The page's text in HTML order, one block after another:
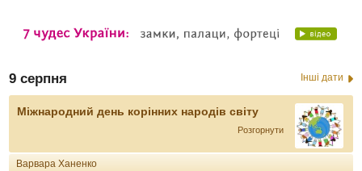
9 серпня Інші дати
Міжнародний день корінних народів світу
Розгорнути
Варвара Ханенко